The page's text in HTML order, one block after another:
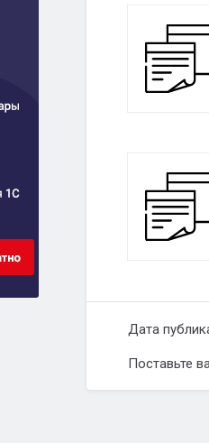
Дата
Поставьте